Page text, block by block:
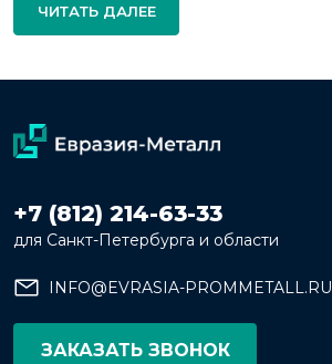
ЧИТАТЬ ДАЛЕЕ
+7 (812) 214-63-33
для Санкт-Петербурга и области
INFO@EVRASIA-PROMMETALL.RU
ЗАКАЗАТЬ ЗВОНОК